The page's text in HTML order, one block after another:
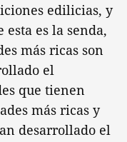
edilicias, y
esta es la senda,
más ricas son
el
que tienen
más ricas y
desarrollado el